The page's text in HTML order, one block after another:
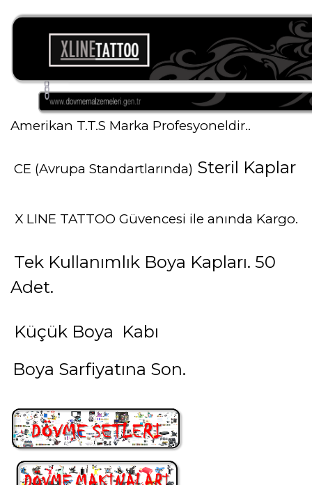
Amerikan T.T.S Marka Profesyoneldir..
CE (Avrupa Standartlarında) Steril Kaplar
X LINE TATTOO Güvencesi ile anında Kargo.
Tek Kullanımlık Boya Kapları. 50
Adet.
Küçük Boya Kabı
Boya Sarfiyatına Son.